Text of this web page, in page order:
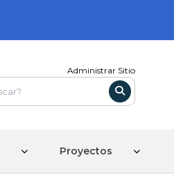
Administrar Sitio
Proyectos